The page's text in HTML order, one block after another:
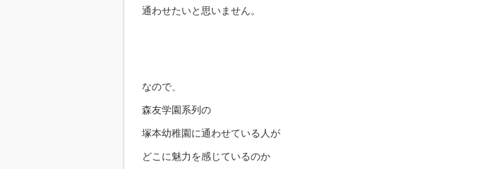
通わせたいと思いません。
なので、
森友学園系列の
塚本幼稚園に通わせている人が
どこに魅力を感じているのか